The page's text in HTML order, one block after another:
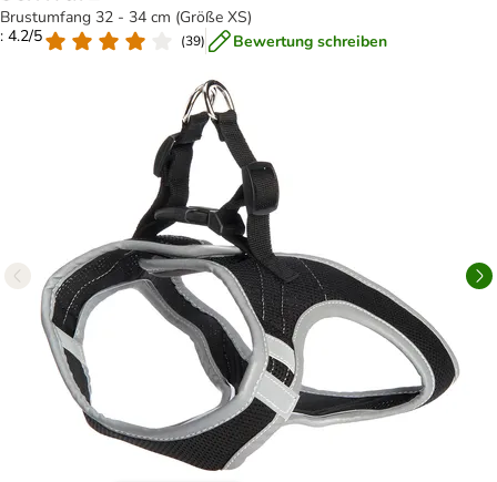
Brustumfang 32 - 34 cm (Größe XS)
: 4.2/5
(39) Bewertung schreiben